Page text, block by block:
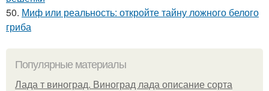
50. Миф или реальность: откройте тайну ложного белого
гриба
Популярные материалы
Лада т виноград. Виноград лада описание сорта